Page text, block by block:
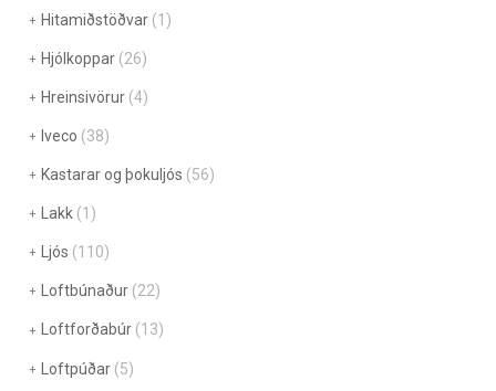
Hitamiðstöðvar (1)
Hjólkoppar (26)
Hreinsivörur (4)
Iveco (38)
Kastarar og þokuljós (56)
Lakk (1)
Ljós (110)
Loftbúnaður (22)
Loftforðabúr (13)
Loftpúðar (5)